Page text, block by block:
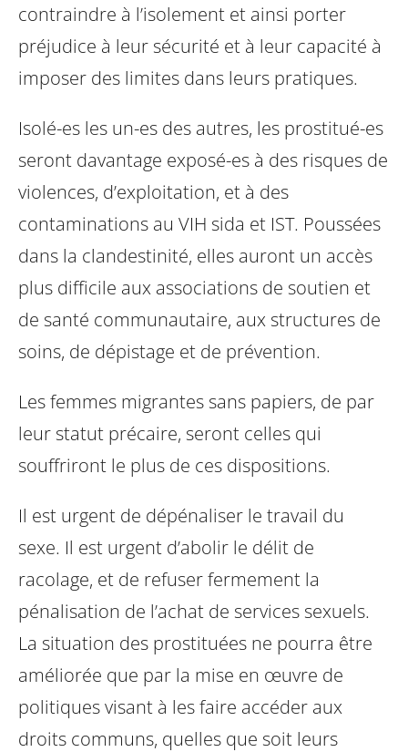
contraindre à l’isolement et ainsi porter
préjudice à leur sécurité et à leur capacité à
imposer des limites dans leurs pratiques.
Isolé-es les un-es des autres, les prostitué-es
seront davantage exposé-es à des risques de
violences, d’exploitation, et à des
contaminations au VIH sida et IST. Poussées
dans la clandestinité, elles auront un accès
plus difficile aux associations de soutien et
de santé communautaire, aux structures de
soins, de dépistage et de prévention.
Les femmes migrantes sans papiers, de par
leur statut précaire, seront celles qui
souffriront le plus de ces dispositions.
Il est urgent de dépénaliser le travail du
sexe. Il est urgent d’abolir le délit de
racolage, et de refuser fermement la
pénalisation de l’achat de services sexuels.
La situation des prostituées ne pourra être
améliorée que par la mise en œuvre de
politiques visant à les faire accéder aux
droits communs, quelles que soit leurs